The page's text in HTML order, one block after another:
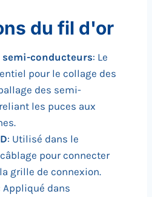
du fil d'or
conducteurs: Le
pour le collage des
des semi-
les puces aux
: Utilisé dans le
pour connecter
grille de connexion.
Appliqué dans